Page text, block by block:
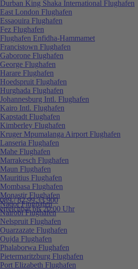
089 / 82 99 33 900
erreichbar bis 20:00 Uhr
Durban King Shaka International Flughafen
East London Flughafen
Essaouira Flughafen
Fez Flughafen
Flughafen Enfidha-Hammamet
Francistown Flughafen
Gaborone Flughafen
George Flughafen
Harare Flughafen
Hoedspruit Flughafen
Hurghada Flughafen
Johannesburg Intl. Flughafen
Kairo Intl. Flughafen
Kapstadt Flughafen
Kimberley Flughafen
Kruger Mpumalanga Airport Flughafen
Lanseria Flughafen
Mahe Flughafen
Marrakesch Flughafen
Maun Flughafen
Mauritius Flughafen
Mombasa Flughafen
Monastir Flughafen
Nador Flughafen
Nairobi Flughafen
Nelspruit Flughafen
Ouarzazate Flughafen
Oujda Flughafen
Phalaborwa Flughafen
Pietermaritzburg Flughafen
Port Elizabeth Flughafen